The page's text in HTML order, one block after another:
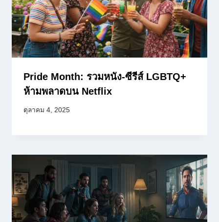
Pride Month: รวมหนัง-ซีรีส์ LGBTQ+
ห้ามพลาดบน Netflix
ตุลาคม 4, 2025